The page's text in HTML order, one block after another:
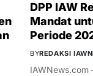
DPP IAW
Mandat
Periode
BYREDAKSI
IAWNews.com